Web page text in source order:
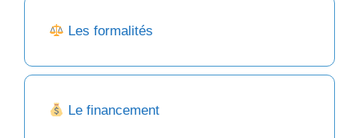
Les formalités
Le financement